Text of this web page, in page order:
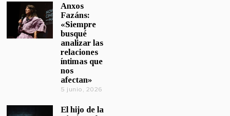
Anxos
Fazáns:
«Siempre
busqué
analizar las
relaciones
íntimas que
nos
afectan»
5 junio, 2026
El hijo de la